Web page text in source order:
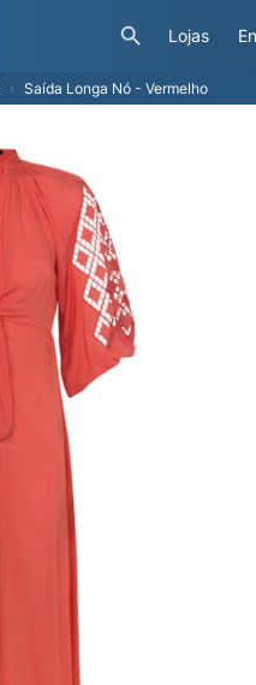
Lojas
Saída Longa Nó - Vermelho